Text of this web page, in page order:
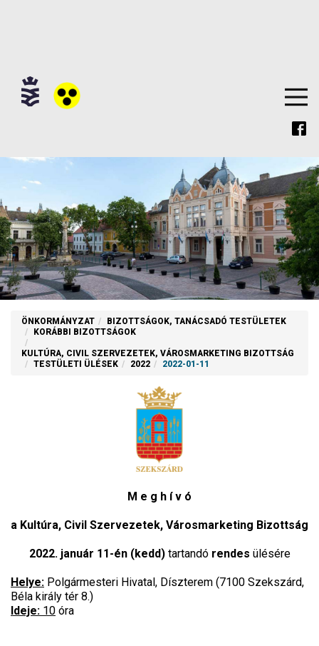
ÖNKORMÁNYZAT
BIZOTTSÁGOK, TANÁCSADÓ TESTÜLETEK
KORÁBBI BIZOTTSÁGOK
KULTÚRA, CIVIL SZERVEZETEK, VÁROSMARKETING BIZOTTSÁG
TESTÜLETI ÜLÉSEK
2022 2022-01-11
M e g h í v ó
a Kultúra, Civil Szervezetek, Városmarketing Bizottság
2022. január 11-én (kedd) tartandórendes ülésére
Helye: Polgármesteri Hivatal, Díszterem (7100 Szekszárd,
Béla király tér 8.)
Ideje: 10 óra